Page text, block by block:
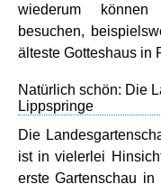
wiederum können
besuchen,
älteste Gotteshaus in
Natürlich schön: Die
Lippspringe
Die
ist in vielerlei
erste Gartenschau